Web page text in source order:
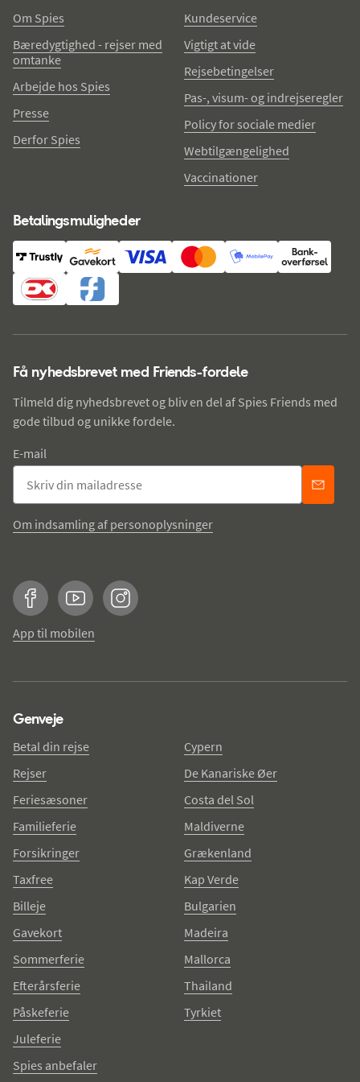
Om Spies
Bæredygtighed - rejser med
omtanke
Arbejde hos Spies
Presse
Derfor Spies
Kundeservice
Vigtigt at vide
Rejsebetingelser
Pas-, visum- og indrejseregler
Policy for sociale medier
Webtilgængelighed
Vaccinationer
Betalingsmuligheder
Få nyhedsbrevet med Friends-fordele
Tilmeld dig nyhedsbrevet og bliv en del af Spies Friends med
gode tilbud og unikke fordele.
E-mail
Om indsamling af personoplysninger
FacebookYouTubeInstagram
App til mobilen
Genveje
Betal din rejse
Rejser
Feriesæsoner
Familieferie
Forsikringer
Taxfree
Billeje
Gavekort
Sommerferie
Efterårsferie
Påskeferie
Juleferie
Spies anbefaler
Cypern
De Kanariske Øer
Costa del Sol
Maldiverne
Grækenland
Kap Verde
Bulgarien
Madeira
Mallorca
Thailand
Tyrkiet